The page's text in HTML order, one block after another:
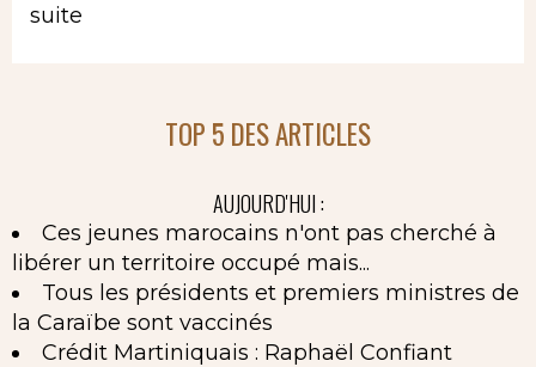
suite
TOP 5 DES ARTICLES
AUJOURD'HUI :
Ces jeunes marocains n'ont pas cherché à
libérer un territoire occupé mais...
Tous les présidents et premiers ministres de
la Caraïbe sont vaccinés
Crédit Martiniquais : Raphaël Confiant